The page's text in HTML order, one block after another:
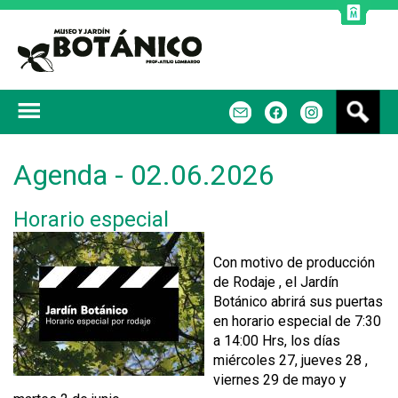
Agenda - 02.06.2026
Horario especial
Con motivo de producción
de Rodaje , el Jardín
Botánico abrirá sus puertas
en horario especial de 7:30
a 14:00 Hrs, los días
miércoles 27, jueves 28 ,
viernes 29 de mayo y
s